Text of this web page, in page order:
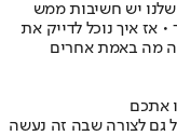
שלנו יש חשיבות ממש
אז איך נוכל לדייק את
מה באמת אחרים
אתכם
גם לצורה שבה זה נעשה